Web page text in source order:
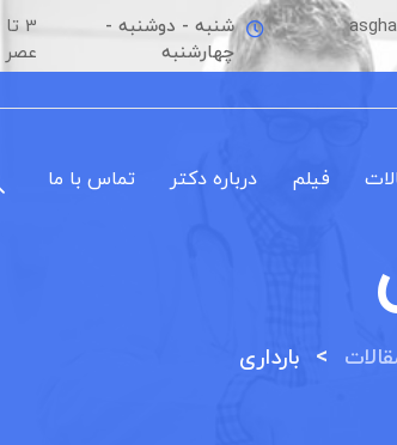
شنبه - دوشنبه -
چهارشنبه
عصر
فیلم درباره دکتر تماس با ما
> بارداری